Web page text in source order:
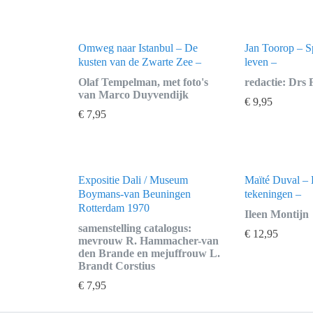
Omweg naar Istanbul – De
kusten van de Zwarte Zee –
Olaf Tempelman, met foto's
van Marco Duyvendijk
€ 7,95
Jan Toorop –
leven –
redactie: Drs
€ 9,95
Expositie Dali / Museum
Boymans-van Beuningen
Rotterdam 1970
samenstelling catalogus:
mevrouw R. Hammacher-van
den Brande en mejuffrouw L.
Brandt Corstius
€ 7,95
Maïté Duval –
tekeningen –
Ileen Montijn
€ 12,95